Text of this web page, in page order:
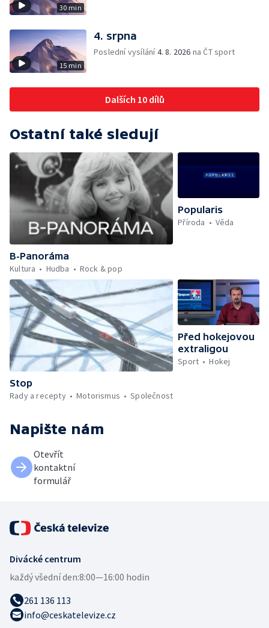
30 min
15 min
4. srpna
Poslední vysílání4. 8. 2026 na ČT sport
Dalších 10 dílů
Ostatní také sledují
B-Panoráma
Kultura
Hudba Rock & pop
Popularis
Příroda
Věda
Stop
Rady a recepty
Motorismus Společnost
Před hokejovou
extraligou
Sport
Hokej
Napište nám
Otevřít
kontaktní
formulář
Divácké centrum
každý všední den:8:00—16:00 hodin
261 136 113
info@ceskatelevize.cz